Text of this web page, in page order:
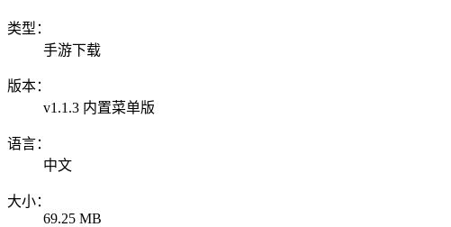
类型：
手游下载
版本：
v1.1.3 内置菜单版
语言：
中文
大小：
69.25 MB